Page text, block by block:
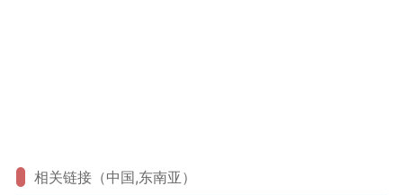
相关链接（中国,东南亚）